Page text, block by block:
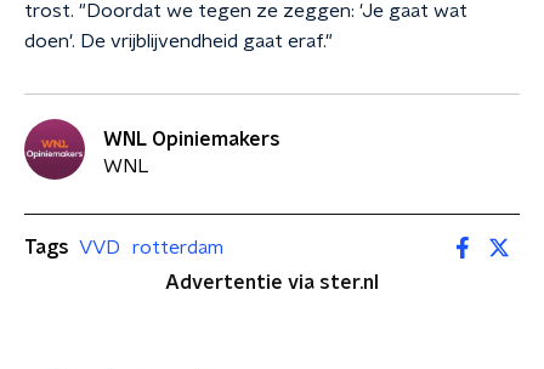
trost. "Doordat we tegen ze zeggen: 'Je gaat wat
doen'. De vrijblijvendheid gaat eraf."
WNL Opiniemakers
WNL
Tags VVD
rotterdam
Advertentie via ster.nl